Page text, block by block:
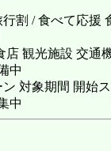
割 / 食べて応援
店 観光施設 交通
中
対象期間 開始
中